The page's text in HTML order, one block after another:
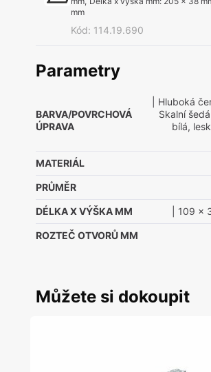
mm
Kód: 114.19.690
Parametry
BARVA/POVRCHOVÁ
ÚPRAVA
| Hluboká
Skalní
bílá,
MATERIÁL
PRŮMĚR
DÉLKA X VÝŠKA MM | 109 x
ROZTEČ OTVORŮ MM
Můžete si dokoupit